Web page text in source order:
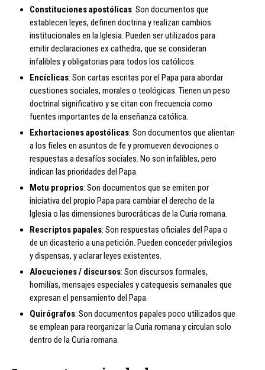
Constituciones apostólicas: Son documentos que
establecen leyes, definen doctrina y realizan cambios
institucionales en la Iglesia. Pueden ser utilizados para
emitir declaraciones ex cathedra, que se consideran
infalibles y obligatorias para todos los católicos.
Encíclicas: Son cartas escritas por el Papa para abordar
cuestiones sociales, morales o teológicas. Tienen un peso
doctrinal significativo y se citan con frecuencia como
fuentes importantes de la enseñanza católica.
Exhortaciones apostólicas: Son documentos que alientan
a los fieles en asuntos de fe y promueven devociones o
respuestas a desafíos sociales. No son infalibles, pero
indican las prioridades del Papa.
Motu proprios: Son documentos que se emiten por
iniciativa del propio Papa para cambiar el derecho de la
Iglesia o las dimensiones burocráticas de la Curia romana.
Rescriptos papales: Son respuestas oficiales del Papa o
de un dicasterio a una petición. Pueden conceder privilegios
y dispensas, y aclarar leyes existentes.
Alocuciones / discursos: Son discursos formales,
homilías, mensajes especiales y catequesis semanales que
expresan el pensamiento del Papa.
Quirógrafos: Son documentos papales poco utilizados que
se emplean para reorganizar la Curia romana y circulan solo
dentro de la Curia romana.